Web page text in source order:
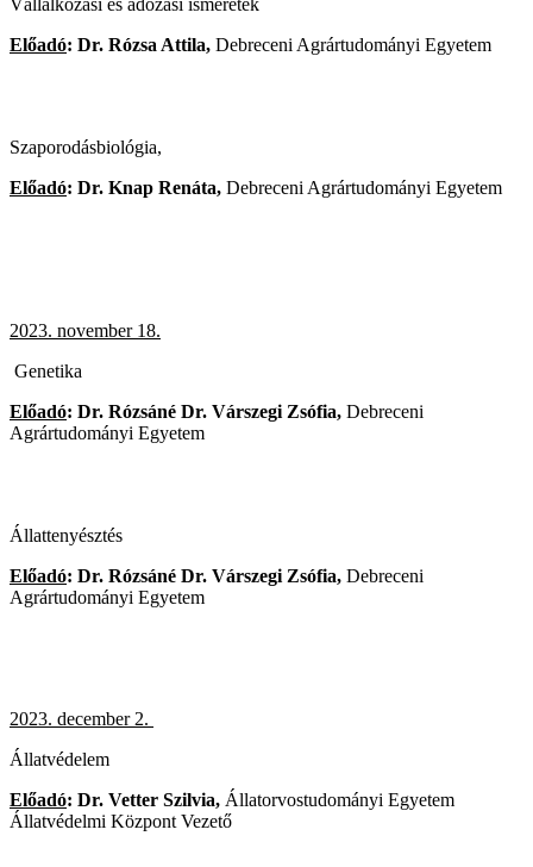
Előadó: Dr. Rózsa Attila, Debreceni Agrártudományi Egyetem
Szaporodásbiológia,
Előadó: Dr. Knap Renáta, Debreceni Agrártudományi Egyetem
2023. november 18.
Genetika
Előadó: Dr. Rózsáné Dr. Várszegi Zsófia, Debreceni
Agrártudományi Egyetem
Állattenyésztés
Előadó: Dr. Rózsáné Dr. Várszegi Zsófia, Debreceni
Agrártudományi Egyetem
2023. december 2.
Állatvédelem
Előadó: Dr. Vetter Szilvia, Állatorvostudományi Egyetem
Állatvédelmi Központ Vezető